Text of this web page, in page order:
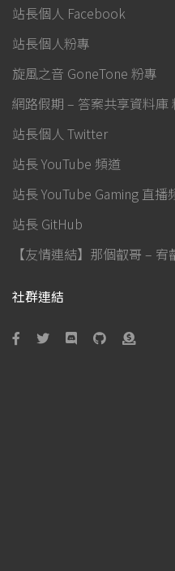
站長個人 Facebook
站長個人粉專
旋風之音 GoneTone 粉專
網路假期 – 答案共享資料庫
站長個人 Twitter
站長 YouTube 頻道
站長 YouTube Gaming 直播
站長 GitHub
【友情連結】那個叡哥 –
社群連結